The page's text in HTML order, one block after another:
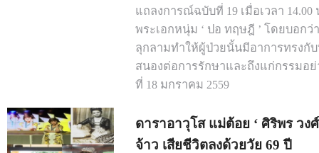
แถลงการณ์ฉบับที่ 19 เมื่อเวลา
พระเอกหนุ่ม ‘ ปอ ทฤษฎี ’ โดยบอก
ลุกลามทำให้ผู้ป่วยนั้นมีอาการทรงกั
สนองต่อการรักษาและถึงแก่กรรมอย่
ที่ 18 มกราคม 2559
ดาราอาวุโส แม่ต้อย ‘ ศิริพร ว
จ้าว เสียชีวิตลงด้วยวัย 69 ปี